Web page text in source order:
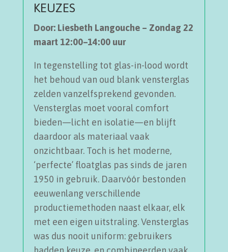
KEUZES
Door: Liesbeth Langouche – Zondag 22
maart 12:00–14:00 uur
In tegenstelling tot glas-in-lood wordt
het behoud van oud blank vensterglas
zelden vanzelfsprekend gevonden.
Vensterglas moet vooral comfort
bieden—licht en isolatie—en blijft
daardoor als materiaal vaak
onzichtbaar. Toch is het moderne,
‘perfecte’ floatglas pas sinds de jaren
1950 in gebruik. Daarvóór bestonden
eeuwenlang verschillende
productiemethoden naast elkaar, elk
met een eigen uitstraling. Vensterglas
was dus nooit uniform: gebruikers